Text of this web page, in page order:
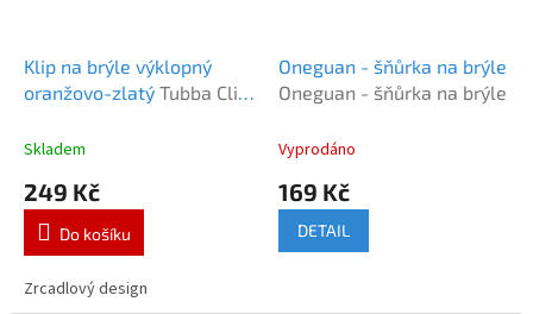
Klip na brýle výklopný
oranžovo-zlatý Tubba Clip
Skladem
249 Kč
Do košíku
Zrcadlový design
Oneguan - šňůrka na brýle
Oneguan - šňůrka na brýle
Vyprodáno
169 Kč
DETAIL